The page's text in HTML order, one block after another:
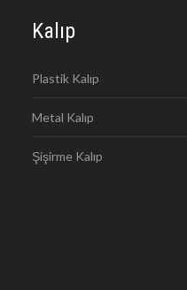
Kalıp
Plastik Kalıp
Metal Kalıp
Şişirme Kalıp